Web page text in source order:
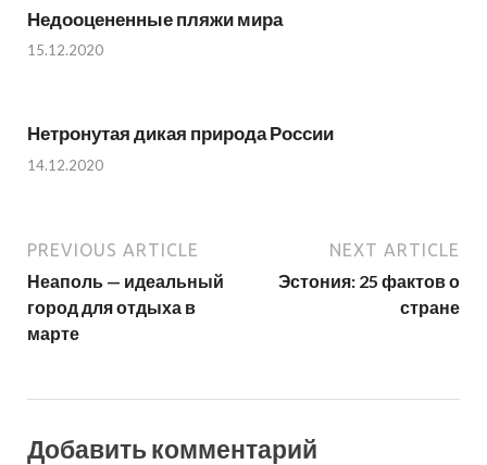
Недооцененные пляжи мира
15.12.2020
Нетронутая дикая природа России
14.12.2020
PREVIOUS ARTICLE
Неаполь — идеальный
город для отдыха в
марте
NEXT ARTICLE
Эстония: 25 фактов о
стране
Добавить комментарий